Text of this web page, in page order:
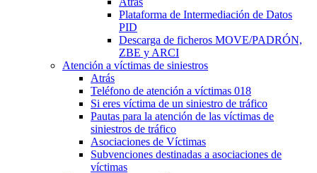
Plataforma de Intermediación de Datos
PID
Descarga de ficheros MOVE/PADRÓN,
ZBE y ARCI
Atención a víctimas de siniestros
Atrás
Teléfono de atención a víctimas 018
Si eres víctima de un siniestro de tráfico
Pautas para la atención de las víctimas de
siniestros de tráfico
Asociaciones de Víctimas
Subvenciones destinadas a asociaciones de
víctimas